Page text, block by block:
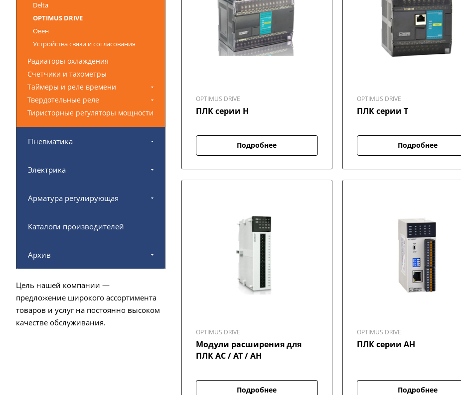
OPTIMUS DRIVE
ПЛК серии H
Подробнее
OPTIMUS DRIVE
ПЛК серии T
Подробнее
OPTIMUS DRIVE
Модули расширения для
ПЛК AC / AT / AH
Подробнее
OPTIMUS DRIVE
ПЛК серии AH
Подробнее
Delta
OPTIMUS DRIVE
Овен
Устройства связи и согласования
Радиаторы охлаждения
Счетчики и тахометры
Таймеры и реле времени
Твердотельные реле
Тиристорные регуляторы мощности
Пневматика
Электрика
Арматура регулирующая
Каталоги производителей
Архив
Цель нашей компании —
предложение широкого ассортимента
товаров и услуг на постоянно высоком
качестве обслуживания.